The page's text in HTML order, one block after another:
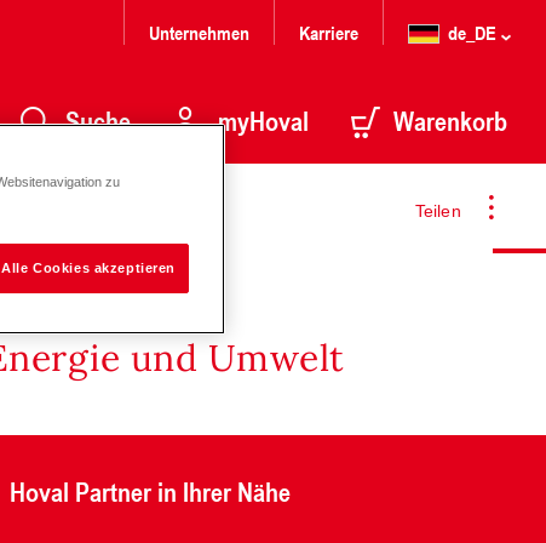
Unternehmen Karriere de_DE
Suche myHoval Warenkorb
Teilen
und Umwelt
Hoval Partner in Ihrer Nähe
zu
Alle Cookies akzeptieren